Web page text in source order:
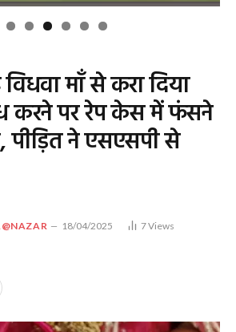
माँ से करा दिया
करने पर रेप केस में फंसने
पीड़ित ने एसएसपी से
18/04/2025 7Views